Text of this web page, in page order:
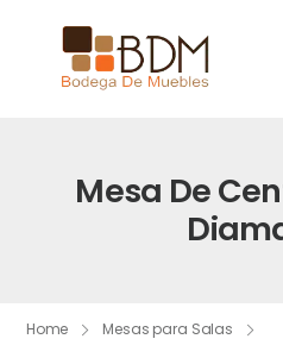
Mesa De
Home
Mesas para Salas